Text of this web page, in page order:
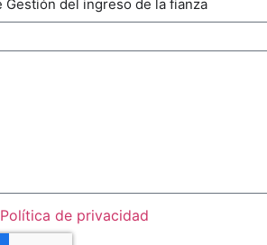
Política de privacidad